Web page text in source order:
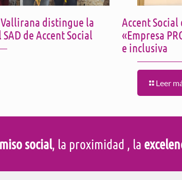
distingue la
de Accent Social
Accent
«Empresa
e inclusiva
Leer
social, la proximidad , la